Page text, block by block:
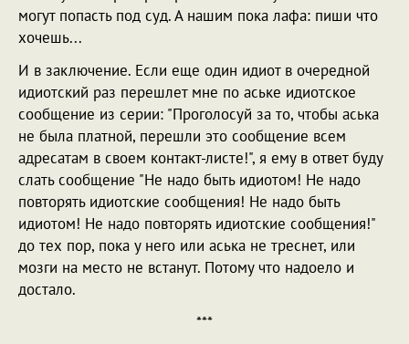
могут попасть под суд. А нашим пока лафа: пиши что
хочешь...
И в заключение. Если еще один идиот в очередной
идиотский раз перешлет мне по аське идиотское
сообщение из серии: "Проголосуй за то, чтобы аська
не была платной, перешли это сообщение всем
адресатам в своем контакт-листе!", я ему в ответ буду
слать сообщение "Не надо быть идиотом! Не надо
повторять идиотские сообщения! Не надо быть
идиотом! Не надо повторять идиотские сообщения!"
до тех пор, пока у него или аська не треснет, или
мозги на место не встанут. Потому что надоело и
достало.
***